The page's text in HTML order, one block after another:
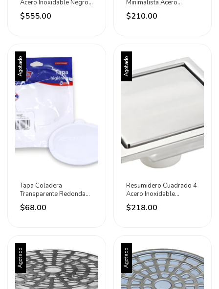
Acero Inoxidable Negro
15x15cm Rugo
$555.00
Minimalista Acero
Inoxidable Fleximatic
$210.00
Agotado
Tapa Coladera
Transparente Redonda
Fleximatic
$68.00
Agotado
Resumidero Cuadrado 4
Acero Inoxidable
Cromado Meer
$218.00
Agotado Agotado